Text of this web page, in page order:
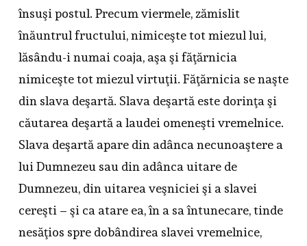
însuşi postul. Precum viermele, zămislit
înăuntrul fructului, nimiceşte tot miezul lui,
lăsându-i numai coaja, aşa şi făţărnicia
nimiceşte tot miezul virtuţii. Făţărnicia se naşte
din slava deşartă. Slava deşartă este dorinţa şi
căutarea deşartă a laudei omeneşti vremelnice.
Slava deşartă apare din adânca necunoaştere a
lui Dumnezeu sau din adânca uitare de
Dumnezeu, din uitarea veşniciei şi a slavei
cereşti – şi ca atare ea, în a sa întunecare, tinde
nesăţios spre dobândirea slavei vremelnice,